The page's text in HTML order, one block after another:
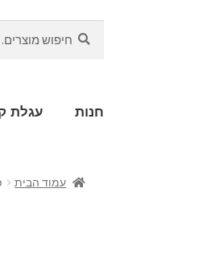
חנות עגלת
עמוד הבית